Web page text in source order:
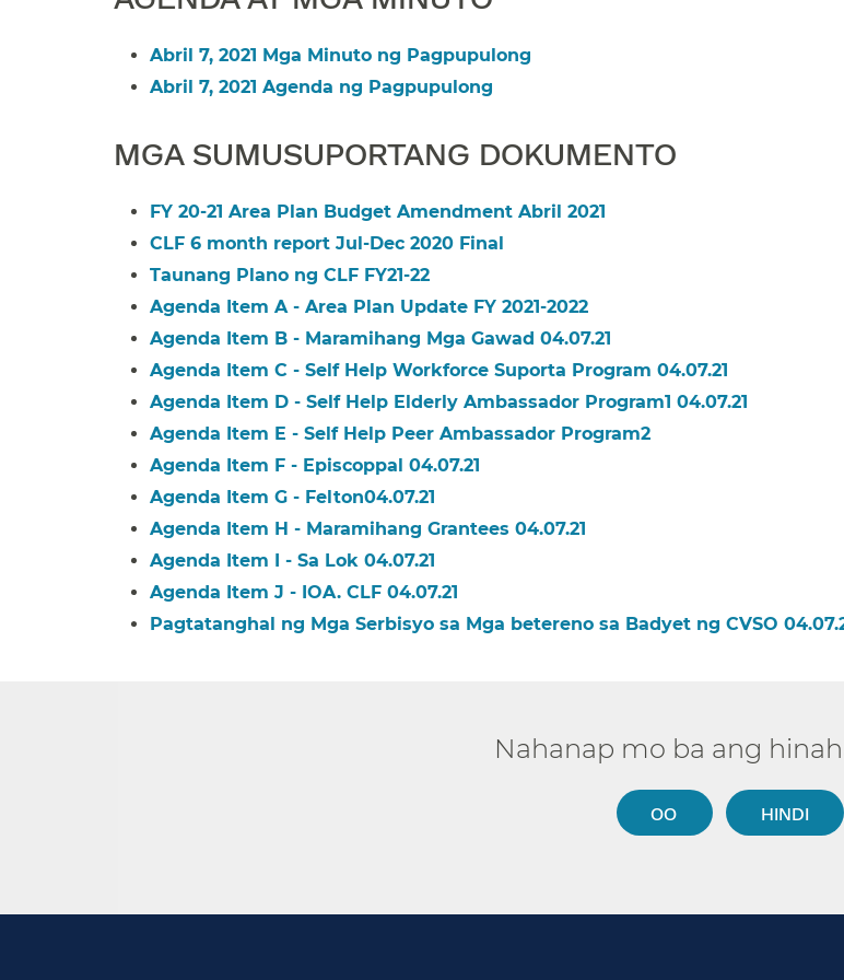
Abril 7, 2021 Mga Minuto ng Pagpupulong​​
Abril 7, 2021 Agenda ng Pagpupulong​​
MGA SUMUSUPORTANG DOKUMENTO​​
FY 20-21 Area Plan Budget Amendment Abril 2021​​
CLF 6 month report Jul-Dec 2020 Final​​
Taunang Plano ng CLF FY21-22​​
Agenda Item A - Area Plan Update FY 2021-2022​​
Agenda Item B - Maramihang Mga Gawad 04.07.21​​
Agenda Item C - Self Help Workforce Suporta Program 04.07.21​​
Agenda Item D - Self Help Elderly Ambassador Program1 04.07.21​​
Agenda Item E - Self Help Peer Ambassador Program2​​
Agenda Item F - Episcoppal 04.07.21​​
Agenda Item G - Felton04.07.21​​
Agenda Item H - Maramihang Grantees 04.07.21​​
Agenda Item I - Sa Lok 04.07.21​​
Agenda Item J - IOA. CLF 04.07.21​​
Pagtatanghal ng Mga Serbisyo sa Mga betereno sa Badyet ng CVSO
Nahanap mo ba ang
OO​​ HINDI​​